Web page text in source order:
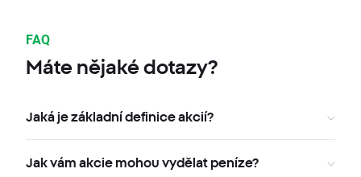
FAQ
Máte nějaké dotazy?
Jaká je základní definice akcií?
Jak vám akcie mohou vydělat peníze?